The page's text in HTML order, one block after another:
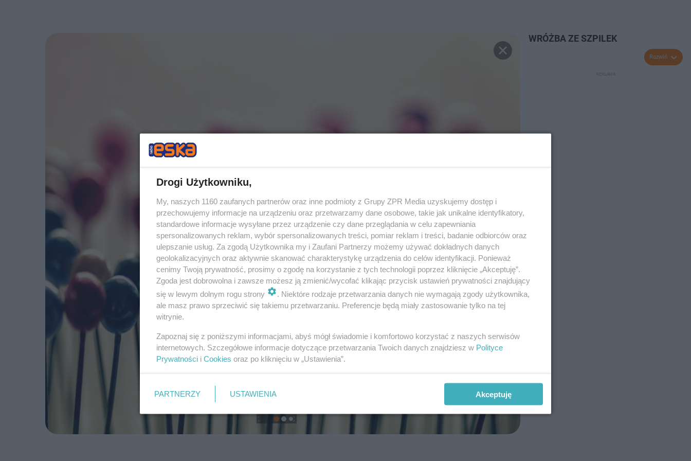
WRÓŻBA ZE SZPILEK
Rozwiń
Drogi Użytkowniku,
My, naszych 1160 zaufanych partnerów oraz inne podmioty z Grupy ZPR Media uzyskujemy dostęp i
przechowujemy informacje na urządzeniu oraz przetwarzamy dane osobowe, takie jak unikalne identyfikatory,
standardowe informacje wysyłane przez urządzenie czy dane przeglądania w celu zapewniania
spersonalizowanych reklam, wybór spersonalizowanych treści, pomiar reklam i treści, badanie odbiorców oraz
ulepszanie usług. Za zgodą Użytkownika my i Zaufani Partnerzy możemy używać dokładnych danych
geolokalizacyjnych oraz aktywnie skanować charakterystykę urządzenia do celów identyfikacji. Ponieważ
cenimy Twoją prywatność, prosimy o zgodę na korzystanie z tych technologii poprzez kliknięcie „Akceptuję”.
Zgoda jest dobrowolna i zawsze możesz ją zmienić/wycofać klikając przycisk ustawień prywatności znajdujący
się w lewym dolnym rogu strony
. Niektóre rodzaje przetwarzania danych nie wymagają zgody użytkownika,
ale masz prawo sprzeciwić się takiemu przetwarzaniu. Preferencje będą miały zastosowanie tylko na tej
witrynie.
Zapoznaj się z poniższymi informacjami, abyś mógł świadomie i komfortowo korzystać z naszych serwisów
internetowych. Szczegółowe informacje dotyczące przetwarzania Twoich danych znajdziesz w Polityce
Prywatności i Cookies oraz po kliknięciu w „Ustawienia”.
PARTNERZY USTAWIENIA Akceptuję